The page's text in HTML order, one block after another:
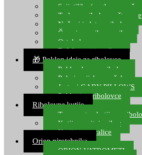
Svijetiljke (naglavne,
Torbe za ribolovne štapove
Noževi i alat za ribolov
Čamci za prihranu ribe
Ostala kamp oprema
Dalekozori i optika
🎁 Poklon ideje za ribolovce
Poklon bon za ribolov
Polarizacijske naočale
Jastuci GABY PILLOWS
Pokloni za ribolovce
Ribolovne kutije
Transportne kutije za
Kutije za sitni pribor
Kutije za varalice
Orion pirotehnika
ORION VATROMETI